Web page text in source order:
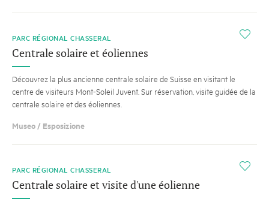
i
PARC RÉGIONAL CHASSERAL
Centrale solaire et éoliennes
Découvrez la plus ancienne centrale solaire de Suisse en visitant le
centre de visiteurs Mont-Soleil Juvent. Sur réservation, visite guidée de la
centrale solaire et des éoliennes.
Museo / Esposizione
i
PARC RÉGIONAL CHASSERAL
Centrale solaire et visite d'une éolienne